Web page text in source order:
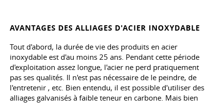
AVANTAGES DES ALLIAGES D'ACIER INOXYDABLE
Tout d'abord, la durée de vie des produits en acier
inoxydable est d'au moins 25 ans. Pendant cette période
d'exploitation assez longue, l'acier ne perd pratiquement
pas ses qualités. Il n'est pas nécessaire de le peindre, de
l'entretenir , etc. Bien entendu, il est possible d'utiliser des
alliages galvanisés à faible teneur en carbone. Mais bien